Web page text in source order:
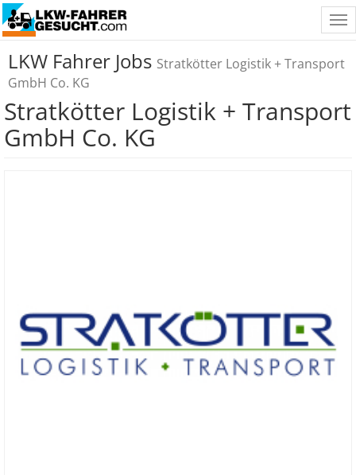
LKW Fahrer Jobs Stratkötter Logistik + Transport
GmbH Co. KG
Stratkötter Logistik + Transport
GmbH Co. KG